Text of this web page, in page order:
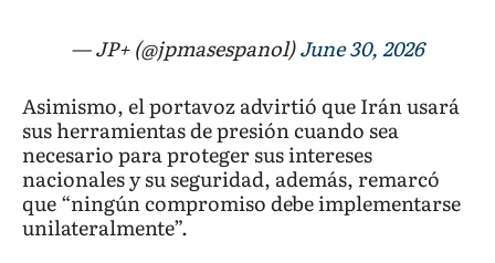
— JP+ (@jpmasespanol)June 30, 2026
Asimismo, el portavoz advirtió que Irán usará
sus herramientas de presión cuando sea
necesario para proteger sus intereses
nacionales y su seguridad, además, remarcó
que “ningún compromiso debe implementarse
unilateralmente”.